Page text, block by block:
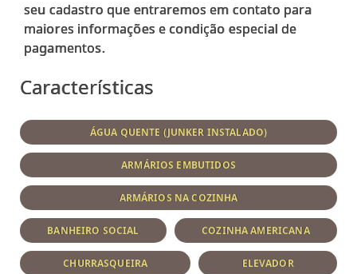
seu cadastro que entraremos em contato para
maiores informações e condição especial de
pagamentos.
Características
ÁGUA QUENTE (JUNKER INSTALADO)
ARMÁRIOS EMBUTIDOS
ARMÁRIOS NA COZINHA
BANHEIRO SOCIAL COZINHA AMERICANA
CHURRASQUEIRA ELEVADOR